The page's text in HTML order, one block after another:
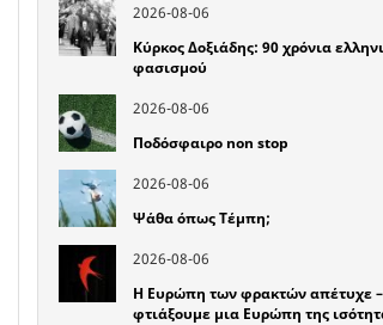
2026-08-06
Κύρκος Δοξιάδης: 90 χρόνια
φασισμού
2026-08-06
Ποδόσφαιρο non stop
2026-08-06
Ψάθα όπως Τέμπη;
2026-08-06
Η Ευρώπη των φρακτών απέτυχε
φτιάξουμε μια Ευρώπη της